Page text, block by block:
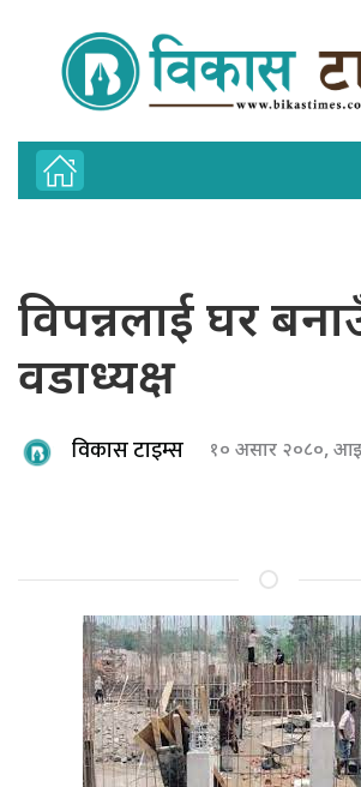
विपन्नलाई घर
वडाध्यक्ष
विकास टाइम्स १० असार २०८०,